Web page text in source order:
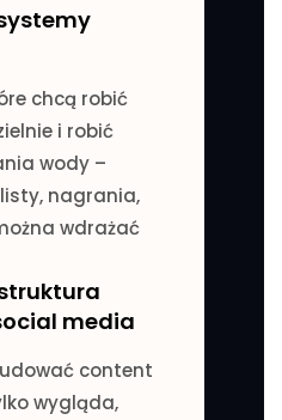
chcą robić
i robić
wody –
nagrania,
wdrażać
media
content
wygląda,